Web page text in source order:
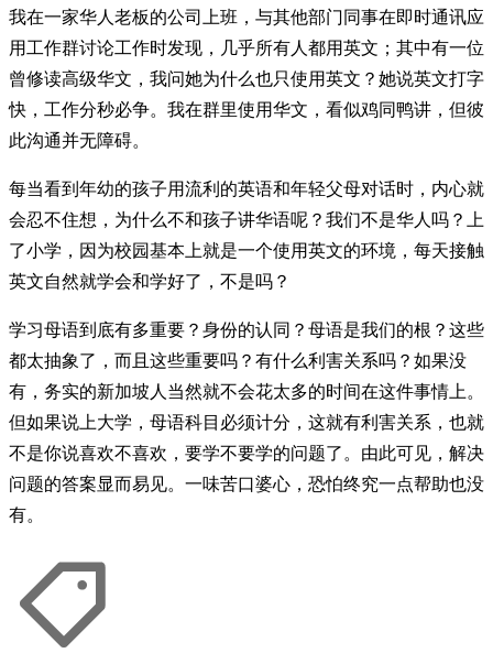
我在一家华人老板的公司上班，与其他部门同事在即时通讯应
用工作群讨论工作时发现，几乎所有人都用英文；其中有一位
曾修读高级华文，我问她为什么也只使用英文？她说英文打字
快，工作分秒必争。我在群里使用华文，看似鸡同鸭讲，但彼
此沟通并无障碍。
每当看到年幼的孩子用流利的英语和年轻父母对话时，内心就
会忍不住想，为什么不和孩子讲华语呢？我们不是华人吗？上
了小学，因为校园基本上就是一个使用英文的环境，每天接触
英文自然就学会和学好了，不是吗？
学习母语到底有多重要？身份的认同？母语是我们的根？这些
都太抽象了，而且这些重要吗？有什么利害关系吗？如果没
有，务实的新加坡人当然就不会花太多的时间在这件事情上。
但如果说上大学，母语科目必须计分，这就有利害关系，也就
不是你说喜欢不喜欢，要学不要学的问题了。由此可见，解决
问题的答案显而易见。一味苦口婆心，恐怕终究一点帮助也没
有。